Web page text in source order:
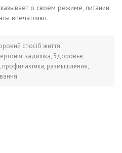
о своем режиме, питании
впечатляют.
спосіб життя
,задишка,Здоровье,
, профилактика, размышления,